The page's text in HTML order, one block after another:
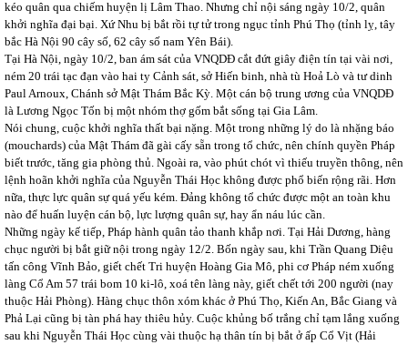
kéo quân qua chiếm huyện lị Lâm Thao. Nhưng chỉ nội sáng ngày 10/2, quân
khởi nghĩa đại bại. Xứ Nhu bị bắt rồi tự tử trong ngục tỉnh Phú Thọ (tỉnh lỵ, tây
bắc Hà Nội 90 cây số, 62 cây số nam Yên Bái).
Tại Hà Nội, ngày 10/2, ban ám sát của VNQDĐ cắt đứt giây điện tín tại vài nơi,
ném 20 trái tạc đạn vào hai ty Cảnh sát, sở Hiến binh, nhà tù Hoả Lò và tư dinh
Paul Arnoux, Chánh sở Mật Thám Bắc Kỳ. Một cán bộ trung ương của VNQDĐ
là Lương Ngọc Tốn bị một nhóm thợ gốm bắt sống tại Gia Lâm.
Nói chung, cuộc khởi nghĩa thất bại nặng. Một trong những lý do là nhặng báo
(mouchards) của Mật Thám đã gài cấy sẵn trong tổ chức, nên chính quyền Pháp
biết trước, tăng gia phòng thủ. Ngoài ra, vào phút chót vì thiếu truyền thông, nên
lệnh hoãn khởi nghĩa của Nguyễn Thái Học không được phổ biến rộng rãi. Hơn
nữa, thực lực quân sự quá yếu kém. Đảng không tổ chức được một an toàn khu
nào để huấn luyện cán bộ, lực lượng quân sự, hay ẩn náu lúc cần.
Những ngày kế tiếp, Pháp hành quân tảo thanh khắp nơi. Tại Hải Dương, hàng
chục người bị bắt giữ nội trong ngày 12/2. Bốn ngày sau, khi Trần Quang Diệu
tấn công Vĩnh Bảo, giết chết Tri huyện Hoàng Gia Mô, phi cơ Pháp ném xuống
làng Cổ Am 57 trái bom 10 ki-lô, xoá tên làng này, giết chết tới 200 người (nay
thuộc Hải Phòng). Hàng chục thôn xóm khác ở Phú Thọ, Kiến An, Bắc Giang và
Phả Lại cũng bị tàn phá hay thiêu hủy. Cuộc khủng bố trắng chỉ tạm lắng xuống
sau khi Nguyễn Thái Học cùng vài thuộc hạ thân tín bị bắt ở ấp Cổ Vịt (Hải